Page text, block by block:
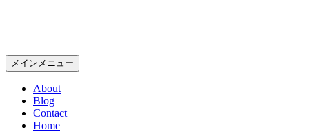
ン
検
索
メインメニュー
About
Blog
Contact
Home